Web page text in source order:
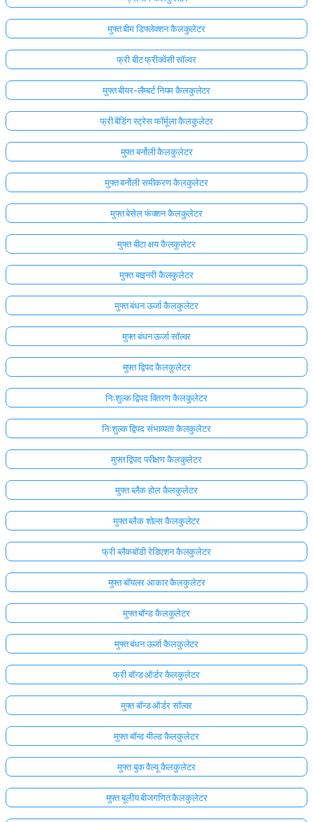
अभी
तक
अपना
पहला
प्रश्न
पूछें
मुफ्त बीम डिफ्लेक्शन कैलकुलेटर
फ्री बीट फ्रीक्वेंसी सॉल्वर
मुफ्त बीयर-लैम्बर्ट नियम कैलकुलेटर
फ्री बेंडिंग स्ट्रेस फॉर्मूला कैलकुलेटर
मुफ्त बर्नोली कैलकुलेटर
मुफ्त बर्नोली समीकरण कैलकुलेटर
मुफ्त बेसेल फंक्शन कैलकुलेटर
मुफ्त बीटा क्षय कैलकुलेटर
मुफ्त बाइनरी कैलकुलेटर
मुफ्त बंधन ऊर्जा कैलकुलेटर
मुफ्त बंधन ऊर्जा सॉल्वर
मुफ्त द्विपद कैलकुलेटर
निःशुल्क द्विपद वितरण कैलकुलेटर
निःशुल्क द्विपद संभाव्यता कैलकुलेटर
मुफ्त द्विपद परीक्षण कैलकुलेटर
मुफ्त ब्लैक होल कैलकुलेटर
मुफ्त ब्लैक शोल्स कैलकुलेटर
फ्री ब्लैकबॉडी रेडिएशन कैलकुलेटर
मुफ्त बॉयलर आकार कैलकुलेटर
मुफ्त बॉन्ड कैलकुलेटर
मुफ्त बंधन ऊर्जा कैलकुलेटर
फ्री बॉन्ड ऑर्डर कैलकुलेटर
मुफ्त बॉन्ड ऑर्डर सॉल्वर
मुफ्त बॉन्ड यील्ड कैलकुलेटर
मुफ्त बुक वैल्यू कैलकुलेटर
मुफ्त बूलीय बीजगणित कैलकुलेटर